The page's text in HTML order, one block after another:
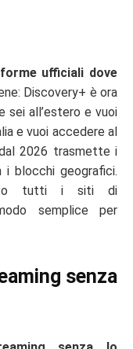
ufficiali dove
Discovery+ è ora
sei all’estero e vuoi
e vuoi accedere al
2026 trasmette i
i blocchi geografici.
tutti i siti di
semplice per
senza